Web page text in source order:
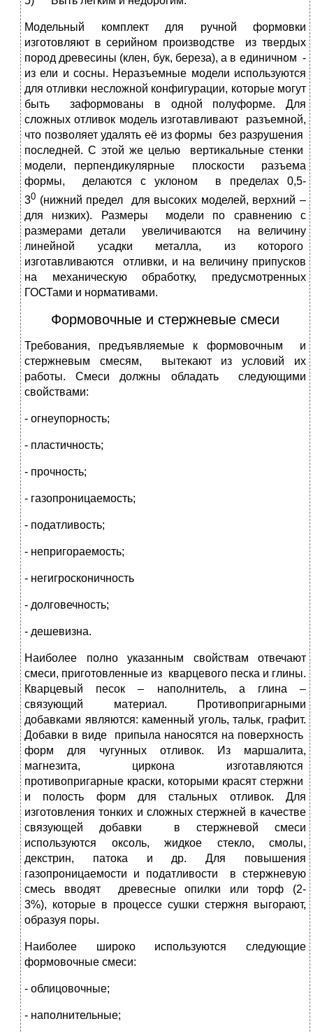
Модельный комплект для ручной формовки
изготовляют в серийном производстве из твердых
пород древесины (клен, бук, береза), а в единичном -
из ели и сосны. Неразъемные модели используются
для отливки несложной конфигурации, которые могут
быть заформованы в одной полуформе. Для
сложных отливок модель изготавливают разъемной,
что позволяет удалять её из формы без разрушения
последней. С этой же целью вертикальные стенки
модели, перпендикулярные плоскости разъема
формы, делаются с уклоном в пределах 0,5-
30 (нижний предел для высоких моделей, верхний –
для низких). Размеры модели по сравнению с
размерами детали увеличиваются на величину
линейной усадки металла, из которого
изготавливаются отливки, и на величину припусков
на механическую обработку, предусмотренных
ГОСТами и нормативами.
Формовочные и стержневые смеси
Требования, предъявляемые к формовочным и
стержневым смесям, вытекают из условий их
работы. Смеси должны обладать следующими
свойствами:
- огнеупорность;
- пластичность;
- прочность;
- газопроницаемость;
- податливость;
- непригораемость;
- негигросконичность
- долговечность;
- дешевизна.
Наиболее полно указанным свойствам отвечают
смеси, приготовленные из кварцевого песка и глины.
Кварцевый песок – наполнитель, а глина –
связующий материал. Противопригарными
добавками являются: каменный уголь, тальк, графит.
Добавки в виде припыла наносятся на поверхность
форм для чугунных отливок. Из маршалита,
магнезита, циркона изготавляются
противопригарные краски, которыми красят стержни
и полость форм для стальных отливок. Для
изготовления тонких и сложных стержней в качестве
связующей добавки в стержневой смеси
используются оксоль, жидкое стекло, смолы,
декстрин, патока и др. Для повышения
газопроницаемости и податливости в стержневую
смесь вводят древесные опилки или торф (2-
3%), которые в процессе сушки стержня выгорают,
образуя поры.
Наиболее широко используются следующие
формовочные смеси:
- облицовочные;
- наполнительные;